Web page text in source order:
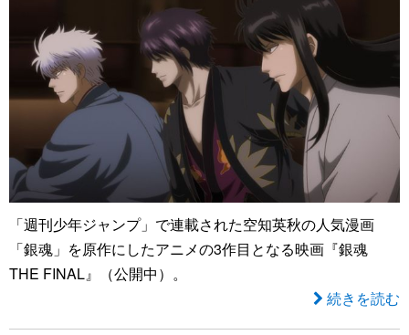
「週刊少年ジャンプ」で連載された空知英秋の人気漫画
「銀魂」を原作にしたアニメの3作目となる映画『銀魂
THE FINAL』（公開中）。
続きを読む